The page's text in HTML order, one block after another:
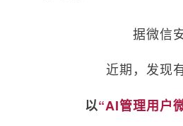
据微信
近期，发现
以“AI管理用户